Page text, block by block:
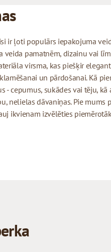
ir ļoti populārs iepakojuma
veida pamatnēm, dizainu vai
virsma, kas piešķir
un pārdošanai. Kā
- cepumus, sukādes vai tēju, kā
nelielas dāvaniņas. Pie mums
ikvienam izvēlēties